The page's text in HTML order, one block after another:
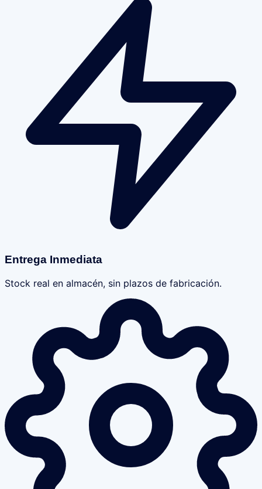
Entrega Inmediata
Stock real en almacén, sin plazos de fabricación.